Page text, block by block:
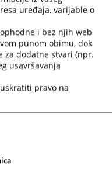
na radu
uređaja, varijable o
i bez njih web
punom obimu, dok
za dodatne stvari (npr.
usavršavanja
pravo na